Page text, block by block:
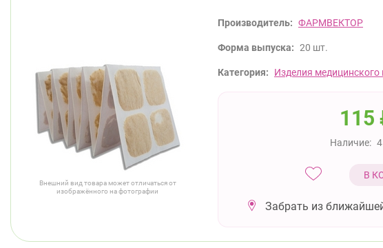
Внешний вид товара может отличаться от
изображённого на фотографии
Производитель: ФАРМВЕКТОР
Форма выпуска: 20 шт.
Категория: Изделия медицинского
115
Наличие:
В
Забрать из